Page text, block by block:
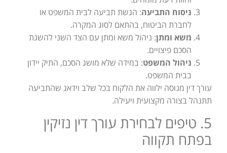
ניסוח התביעה: הגשת תביעה לבית המשפט או
לחברת הביטוח, בהתאם לסוג המקרה.
משא ומתן: ניהול משא ומתן עם הצד השני להשגת
הסכם פיצויים.
ניהול המשפט: במידה שלא מושג הסכם, התיק יידון
בבית המשפט.
עורך דין מנוסה ילווה את הלקוח בכל שלב וידאג שהתביעה
תתנהל בצורה מקצועית ויעילה.
5. טיפים לבחירת עורך דין נזיקין
בפתח תקווה